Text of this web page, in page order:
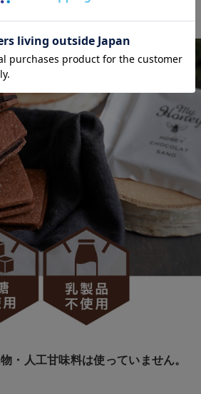
みで完成させました。
・人工甘味料は使っていません。